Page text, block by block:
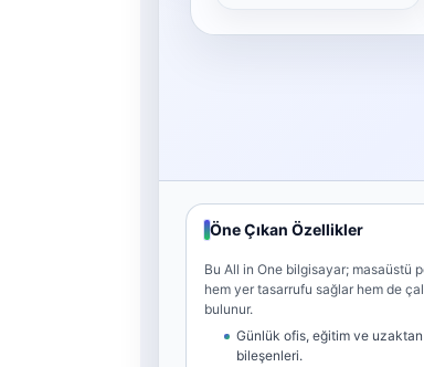
Öne Çıkan Özellikler
Bu All in One bilgisayar; masaüstü
hem yer tasarrufu sağlar hem de
bulunur.
Günlük ofis, eğitim ve uzaktan
bileşenleri.